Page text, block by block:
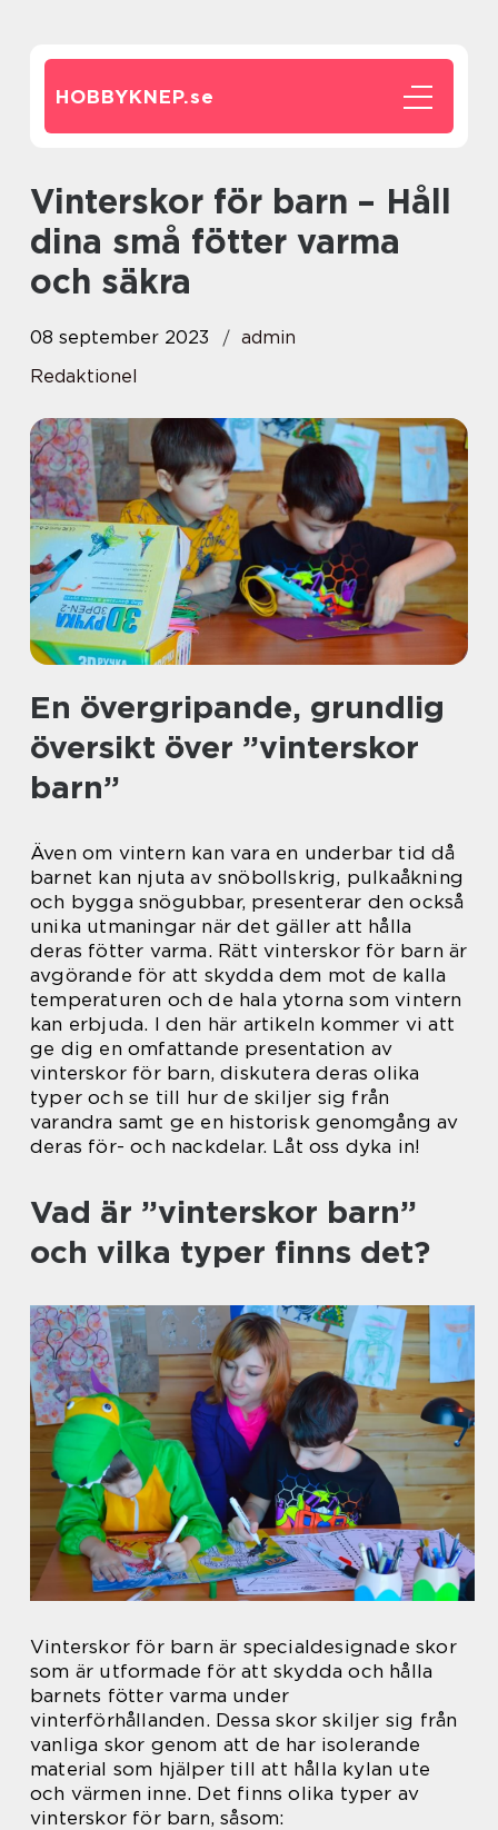
HOBBYKNEP.se
Vinterskor för barn – Håll
dina små fötter varma
och säkra
08 september 2023
admin
Redaktionel
En övergripande, grundlig
översikt över ”vinterskor
barn”
Även om vintern kan vara en underbar tid då
barnet kan njuta av snöbollskrig, pulkaåkning
och bygga snögubbar, presenterar den också
unika utmaningar när det gäller att hålla
deras fötter varma. Rätt vinterskor för barn är
avgörande för att skydda dem mot de kalla
temperaturen och de hala ytorna som vintern
kan erbjuda. I den här artikeln kommer vi att
ge dig en omfattande presentation av
vinterskor för barn, diskutera deras olika
typer och se till hur de skiljer sig från
varandra samt ge en historisk genomgång av
deras för- och nackdelar. Låt oss dyka in!
Vad är ”vinterskor barn”
och vilka typer finns det?
Vinterskor för barn är specialdesignade skor
som är utformade för att skydda och hålla
barnets fötter varma under
vinterförhållanden. Dessa skor skiljer sig från
vanliga skor genom att de har isolerande
material som hjälper till att hålla kylan ute
och värmen inne. Det finns olika typer av
vinterskor för barn, såsom: